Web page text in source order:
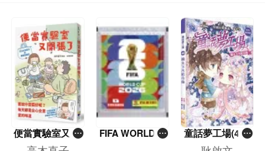
便當實驗室又開
張了——日日和
FIFA WORLD C
童話夢工場(40)
——織女下凡結